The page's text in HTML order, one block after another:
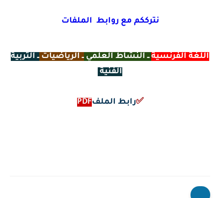
نترككم مع روابط الملفات
اللغة الفرنسيةــ النشاط العلمي ــ الرياضيات ــ التربية
الفنية
✅رابط الملفPDF